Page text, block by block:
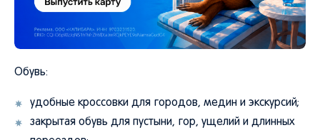
закрытая обувь для пустыни, гор, ущелий и длинных
переездов;